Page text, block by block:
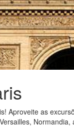
Aproveite as